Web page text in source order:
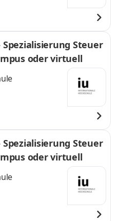
Spezialisierung Steuer
oder virtuell
Spezialisierung Steuer
oder virtuell